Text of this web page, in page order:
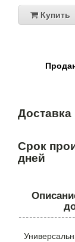
Купить
Срок
дней